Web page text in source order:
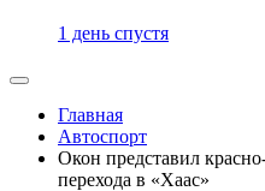
1 день спустя
Главная
Автоспорт
Окон представил
перехода в «Хаас»